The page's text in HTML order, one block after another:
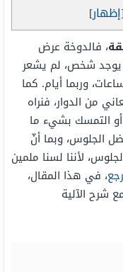
إظهار]
، فالدوخة عرض
يوجد شخص، لم يشعر
وربما أيام. كما
من الدوار، فنراه
أو التمسك بشيء ما
الجلوس، وبما أنّ
لأننا لسنا ملمين
، في هذا المقال،
شرح الآلية